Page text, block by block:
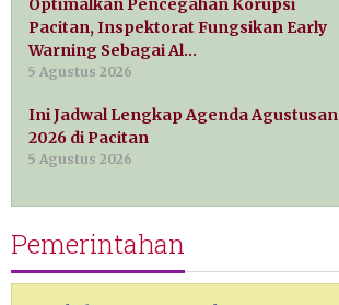
Optimalkan Pencegahan Korupsi
Pacitan, Inspektorat Fungsikan Early
Warning Sebagai Al…
5 Agustus 2026
Ini Jadwal Lengkap Agenda Agustusan
2026 di Pacitan
5 Agustus 2026
Pemerintahan